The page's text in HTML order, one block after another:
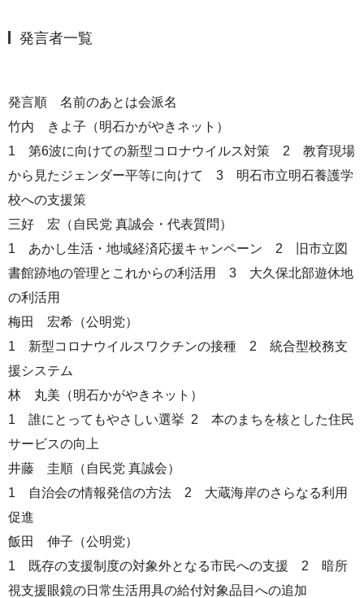
発言者一覧
発言順 名前のあとは会派名
竹内 きよ子（明石かがやきネット）
1 第6波に向けての新型コロナウイルス対策 2 教育現場
から見たジェンダー平等に向けて 3 明石市立明石養護学
校への支援策
三好 宏（自民党 真誠会・代表質問）
1 あかし生活・地域経済応援キャンペーン 2 旧市立図
書館跡地の管理とこれからの利活用 3 大久保北部遊休地
の利活用
梅田 宏希（公明党）
1 新型コロナウイルスワクチンの接種 2 統合型校務支
援システム
林 丸美（明石かがやきネット）
1 誰にとってもやさしい選挙 2 本のまちを核とした住民
サービスの向上
井藤 圭順（自民党 真誠会）
1 自治会の情報発信の方法 2 大蔵海岸のさらなる利用
促進
飯田 伸子（公明党）
1 既存の支援制度の対象外となる市民への支援 2 暗所
視支援眼鏡の日常生活用具の給付対象品目への追加